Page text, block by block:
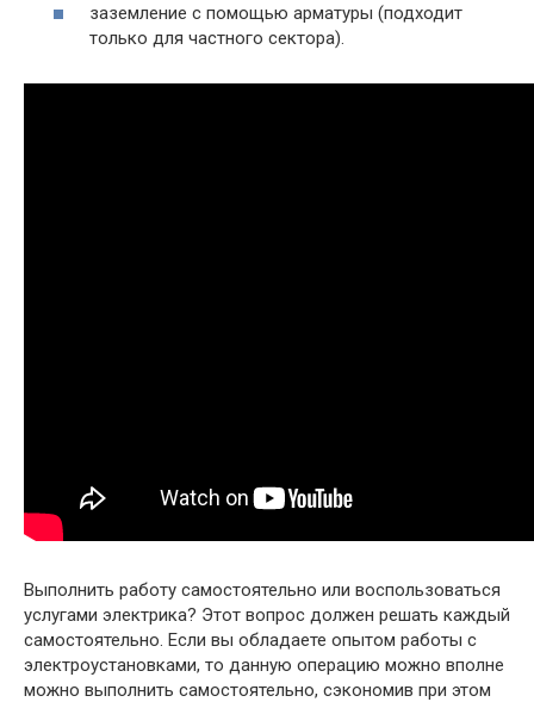
заземление с помощью арматуры (подходит
только для частного сектора).
Выполнить работу самостоятельно или воспользоваться
услугами электрика? Этот вопрос должен решать каждый
самостоятельно. Если вы обладаете опытом работы с
электроустановками, то данную операцию можно вполне
можно выполнить самостоятельно, сэкономив при этом